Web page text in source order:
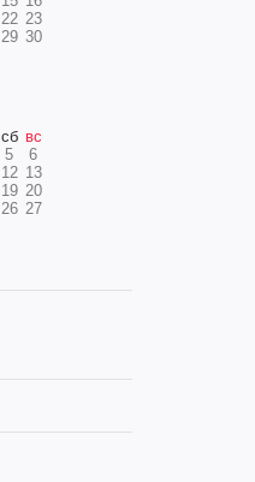
22 23
29 30
сб вс
5
6
12 13
19 20
26 27